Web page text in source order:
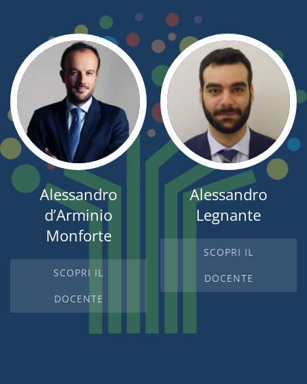
Alessandro
d’Arminio
Monforte
SCOPRI IL
DOCENTE
Alessandro
Legnante
SCOPRI IL
DOCENTE